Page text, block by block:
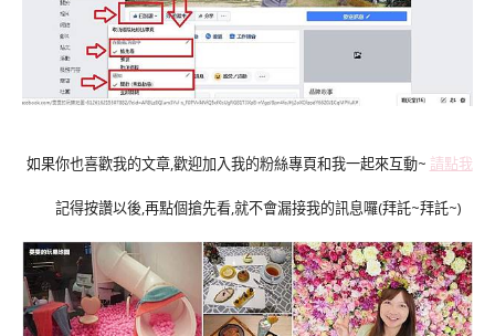
如果你也喜歡我的文章,歡迎加入我的粉絲專頁和我一起來互動~ 請點我
記得按讚以後,再點個搶先看,就不會漏接我的訊息囉(拜託~拜託~)